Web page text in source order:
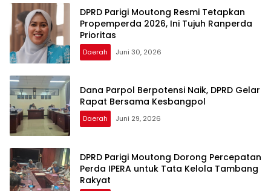
DPRD Parigi Moutong Resmi Tetapkan
Propemperda 2026, Ini Tujuh Ranperda
Prioritas
Daerah Juni 30, 2026
Dana Parpol Berpotensi Naik, DPRD Gelar
Rapat Bersama Kesbangpol
Daerah Juni 29, 2026
DPRD Parigi Moutong Dorong Percepatan
Perda IPERA untuk Tata Kelola Tambang
Rakyat